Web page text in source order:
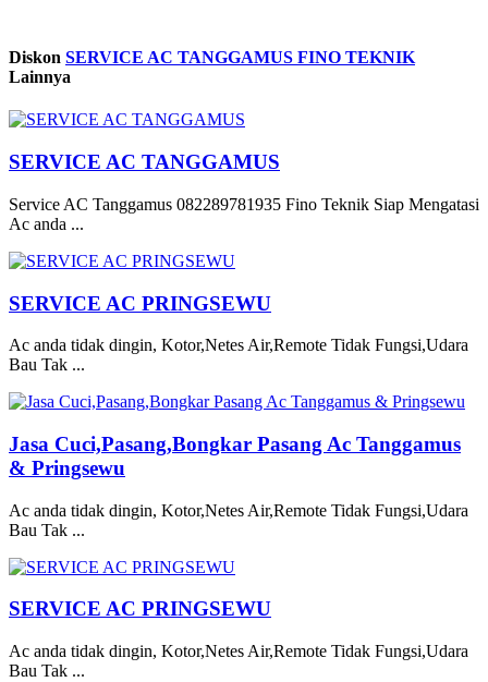
Diskon SERVICE AC TANGGAMUS FINO TEKNIK
Lainnya
SERVICE AC TANGGAMUS
Service AC Tanggamus 082289781935 Fino Teknik Siap Mengatasi
Ac anda ...
SERVICE AC PRINGSEWU
Ac anda tidak dingin, Kotor,Netes Air,Remote Tidak Fungsi,Udara
Bau Tak ...
Jasa Cuci,Pasang,Bongkar Pasang Ac Tanggamus
& Pringsewu
Ac anda tidak dingin, Kotor,Netes Air,Remote Tidak Fungsi,Udara
Bau Tak ...
SERVICE AC PRINGSEWU
Ac anda tidak dingin, Kotor,Netes Air,Remote Tidak Fungsi,Udara
Bau Tak ...